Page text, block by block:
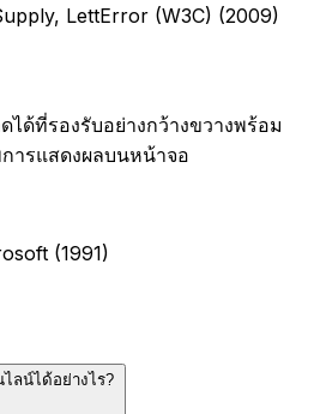
LettError (W3C) (2009)
ด้ที่รองรับอย่างกว้างขวางพร้อม
ารแสดงผลบนหน้าจอ
(1991)
ลน์ได้อย่างไร?